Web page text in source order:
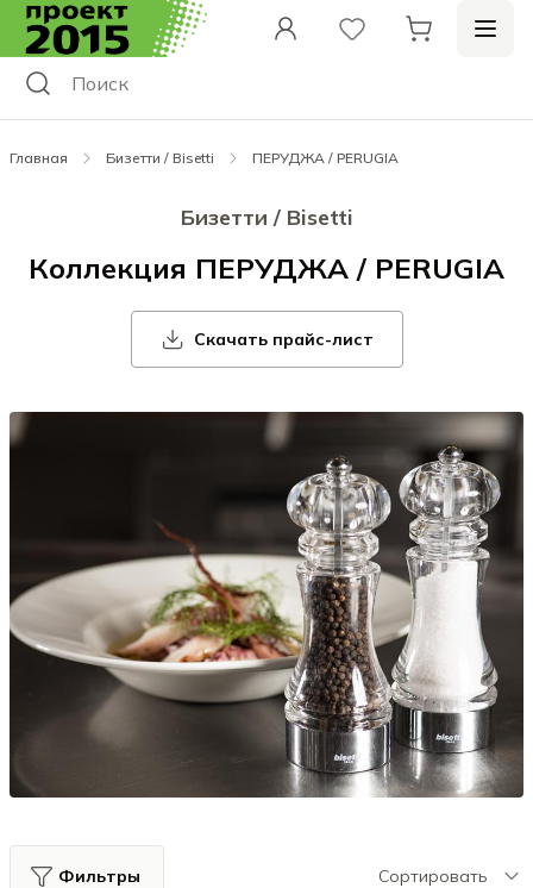
Главная Бизетти / Bisetti ПЕРУДЖА / PERUGIA
Бизетти / Bisetti
Коллекция ПЕРУДЖА / PERUGIA
Скачать прайс-лист
Фильтры Сортировать